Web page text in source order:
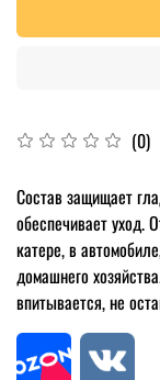
(0)
Состав защищает
обеспечивает уход.
катере, в
домашнего
впитывается, не